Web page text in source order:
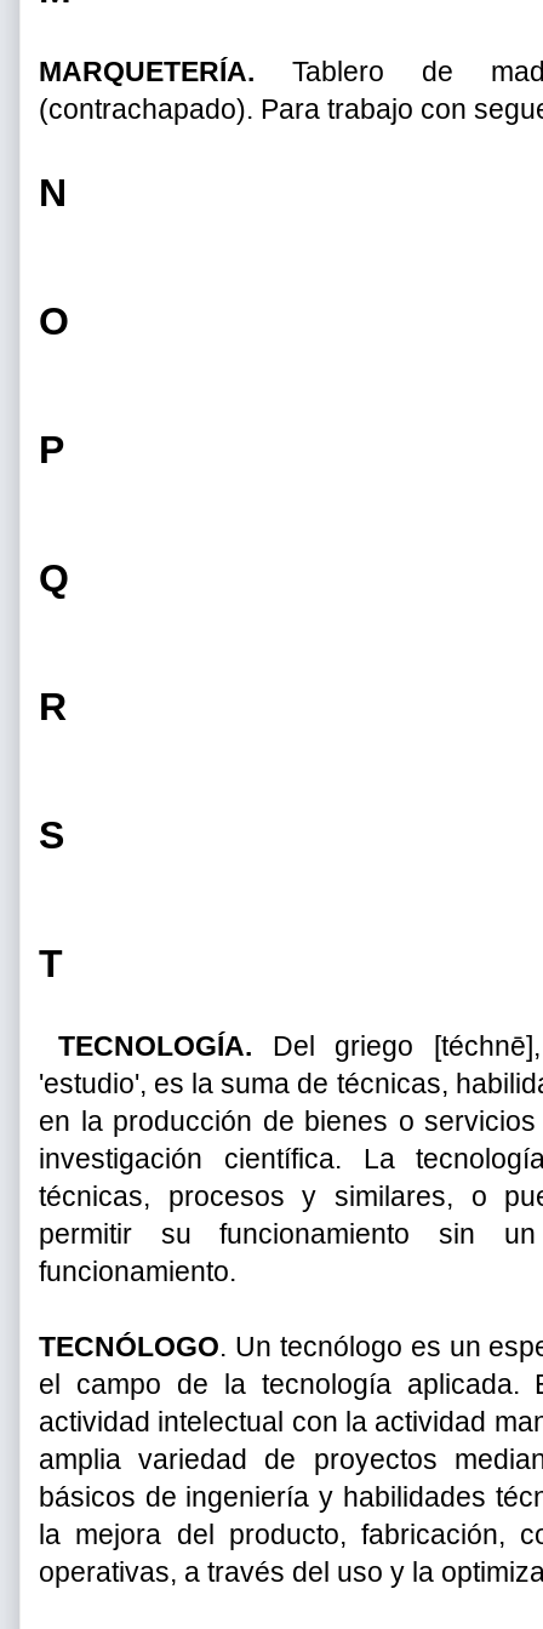
MARQUETERÍA. Tablero de
(contrachapado). Para trabajo con
N
O
P
Q
R
S
T
TECNOLOGÍA. Del griego
'estudio', es la suma de técnicas,
en la producción de bienes o
investigación científica. La
técnicas, procesos y similares, o
permitir su funcionamiento sin
funcionamiento.
TECNÓLOGO. Un tecnólogo es un
el campo de la tecnología aplicada.
actividad intelectual con la actividad
amplia variedad de proyectos
básicos de ingeniería y habilidades
la mejora del producto, fabricación,
operativas, a través del uso y la